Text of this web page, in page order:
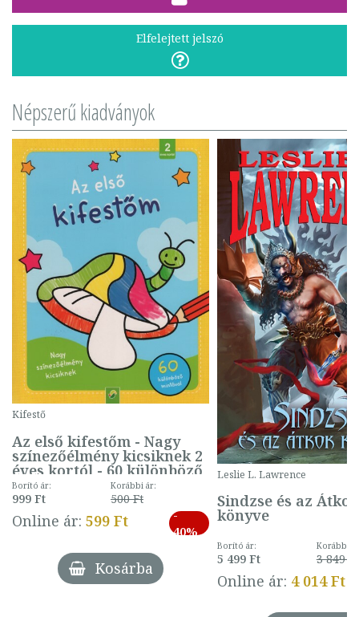
Elfelejtett jelszó
Népszerű kiadványok
Kifestő
Az első kifestőm - Nagy
színezőélmény kicsiknek 2
éves kortól - 60 különböző
mintával (gombás)
Borító ár:
999 Ft
Korábbi ár:
500 Ft
Online ár: 599 Ft
-
40%
Kosárba
Leslie L. Lawrence
Sindzse és az Átkok
könyve
Borító ár:
5 499 Ft
Korábbi
3 849 Ft
Online ár: 4 014 Ft